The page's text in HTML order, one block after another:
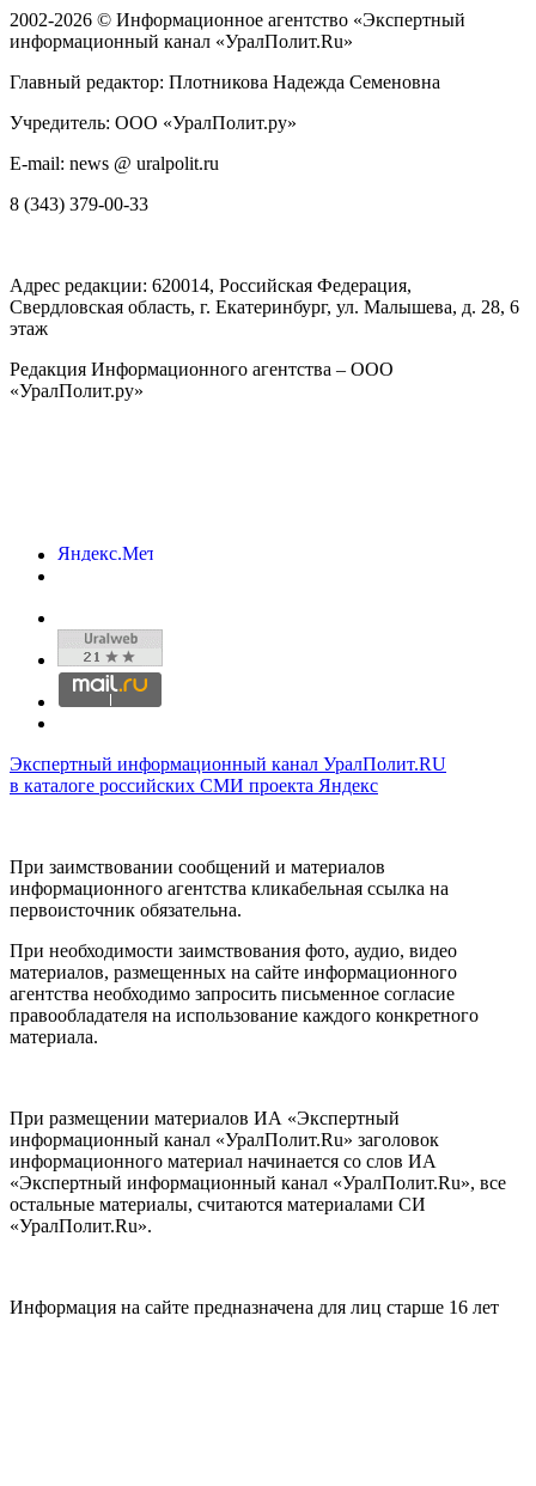
2002-2026 © Информационное агентство «Экспертный
информационный канал «УралПолит.Ru»
Главный редактор: Плотникова Надежда Семеновна
Учредитель: ООО «УралПолит.ру»
E-mail: news @ uralpolit.ru
8 (343) 379-00-33
Адрес редакции: 620014, Российская Федерация,
Свердловская область, г. Екатеринбург, ул. Малышева, д. 28, 6
этаж
Редакция Информационного агентства – ООО
«УралПолит.ру»
Экспертный информационный канал УралПолит.RU
в каталоге российских СМИ проекта Яндекс
При заимствовании сообщений и материалов
информационного агентства кликабельная ссылка на
первоисточник обязательна.
При необходимости заимствования фото, аудио, видео
материалов, размещенных на сайте информационного
агентства необходимо запросить письменное согласие
правообладателя на использование каждого конкретного
материала.
При размещении материалов ИА «Экспертный
информационный канал «УралПолит.Ru» заголовок
информационного материал начинается со слов ИА
«Экспертный информационный канал «УралПолит.Ru», все
остальные материалы, считаются материалами СИ
«УралПолит.Ru».
Информация на сайте предназначена для лиц старше 16 лет